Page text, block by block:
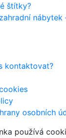
štítky?
kontaktovat?
osobních
používá